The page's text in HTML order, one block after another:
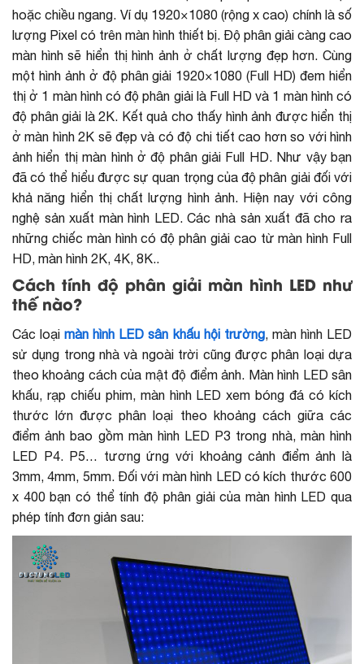
hoặc chiều ngang. Ví dụ 1920×1080 (rộng x cao) chính là số
lượng Pixel có trên màn hình thiết bị. Độ phân giải càng cao
màn hình sẽ hiển thị hình ảnh ở chất lượng đẹp hơn. Cùng
một hình ảnh ở độ phân giải 1920×1080 (Full HD) đem hiển
thị ở 1 màn hình có độ phân giải là Full HD và 1 màn hình có
độ phân giải là 2K. Kết quả cho thấy hình ảnh được hiển thị
ở màn hình 2K sẽ đẹp và có độ chi tiết cao hơn so với hình
ảnh hiển thị màn hình ở độ phân giải Full HD. Như vậy bạn
đã có thể hiểu được sự quan trọng của độ phân giải đối với
khả năng hiển thị chất lượng hình ảnh. Hiện nay với công
nghệ sản xuất màn hình LED. Các nhà sản xuất đã cho ra
những chiếc màn hình có độ phân giải cao từ màn hình Full
HD, màn hình 2K, 4K, 8K..
Cách tính độ phân giải màn hình LED như
thế nào?
Các loạimàn hình LED sân khấu hội trường, màn hình LED
sử dụng trong nhà và ngoài trời cũng được phân loại dựa
theo khoảng cách của mật độ điểm ảnh. Màn hình LED sân
khấu, rạp chiếu phim, màn hình LED xem bóng đá có kích
thước lớn được phân loại theo khoảng cách giữa các
điểm ảnh bao gồm màn hình LED P3 trong nhà, màn hình
LED P4. P5… tương ứng với khoảng cảnh điểm ảnh là
3mm, 4mm, 5mm. Đối với màn hình LED có kích thước 600
x 400 bạn có thể tính độ phân giải của màn hình LED qua
phép tính đơn giản sau: